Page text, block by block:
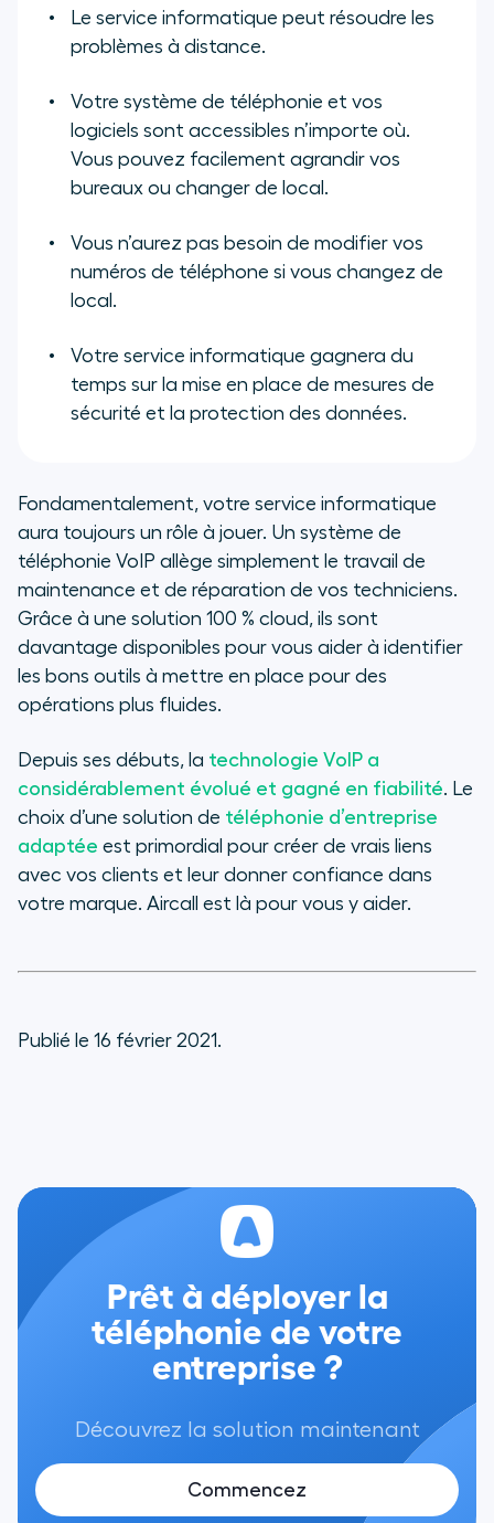
Le service informatique peut résoudre les
problèmes à distance.
Votre système de téléphonie et vos
logiciels sont accessibles n’importe où.
Vous pouvez facilement agrandir vos
bureaux ou changer de local.
Vous n’aurez pas besoin de modifier vos
numéros de téléphone si vous changez de
local.
Votre service informatique gagnera du
temps sur la mise en place de mesures de
sécurité et la protection des données.
Fondamentalement, votre service informatique
aura toujours un rôle à jouer. Un système de
téléphonie VoIP allège simplement le travail de
maintenance et de réparation de vos techniciens.
Grâce à une solution 100 % cloud, ils sont
davantage disponibles pour vous aider à identifier
les bons outils à mettre en place pour des
opérations plus fluides.
Depuis ses débuts, la technologie VoIP a
considérablement évolué et gagné en fiabilité. Le
choix d’une solution de téléphonie d’entreprise
adaptée est primordial pour créer de vrais liens
avec vos clients et leur donner confiance dans
votre marque. Aircall est là pour vous y aider.
Publié le 16 février 2021.
Prêt à déployer la
téléphonie de votre
entreprise ?
Découvrez la solution maintenant
Commencez